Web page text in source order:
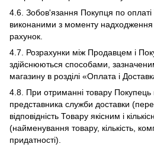
4.6. Зобов'язання Покупця по
виконаними з моменту
рахунок.
4.7. Розрахунки між Продавцем і
здійснюються способами,
магазину в розділі «Оплата і
4.8. При отриманні товару Покупець
представника служби доставки
відповідність Товару якісним і
(найменування товару, кількість,
придатності).